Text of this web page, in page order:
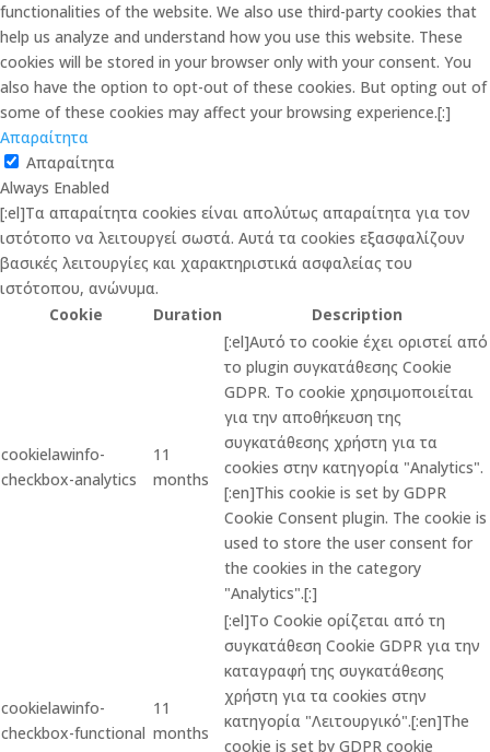
functionalities of the website. We also use third-party cookies that
help us analyze and understand how you use this website. These
cookies will be stored in your browser only with your consent. You
also have the option to opt-out of these cookies. But opting out of
some of these cookies may affect your browsing experience.[:]
Απαραίτητα
Απαραίτητα
Always Enabled
[:el]Τα απαραίτητα cookies είναι απολύτως απαραίτητα για τον
ιστότοπο να λειτουργεί σωστά. Αυτά τα cookies εξασφαλίζουν
βασικές λειτουργίες και χαρακτηριστικά ασφαλείας του
ιστότοπου, ανώνυμα.
Cookie
Duration Description
cookielawinfo-
checkbox-analytics
11
months
[:el]Αυτό το cookie έχει οριστεί από
το plugin συγκατάθεσης Cookie
GDPR. Το cookie χρησιμοποιείται
για την αποθήκευση της
συγκατάθεσης χρήστη για τα
cookies στην κατηγορία "Analytics".
[:en]This cookie is set by GDPR
Cookie Consent plugin. The cookie is
used to store the user consent for
the cookies in the category
"Analytics".[:]
cookielawinfo-
checkbox-functional
11
months
[:el]Το Cookie ορίζεται από τη
συγκατάθεση Cookie GDPR για την
καταγραφή της συγκατάθεσης
χρήστη για τα cookies στην
κατηγορία "Λειτουργικό".[:en]The
cookie is set by GDPR cookie